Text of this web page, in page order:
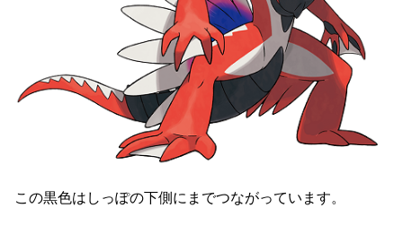
この黒色はしっぽの下側にまでつながっています。